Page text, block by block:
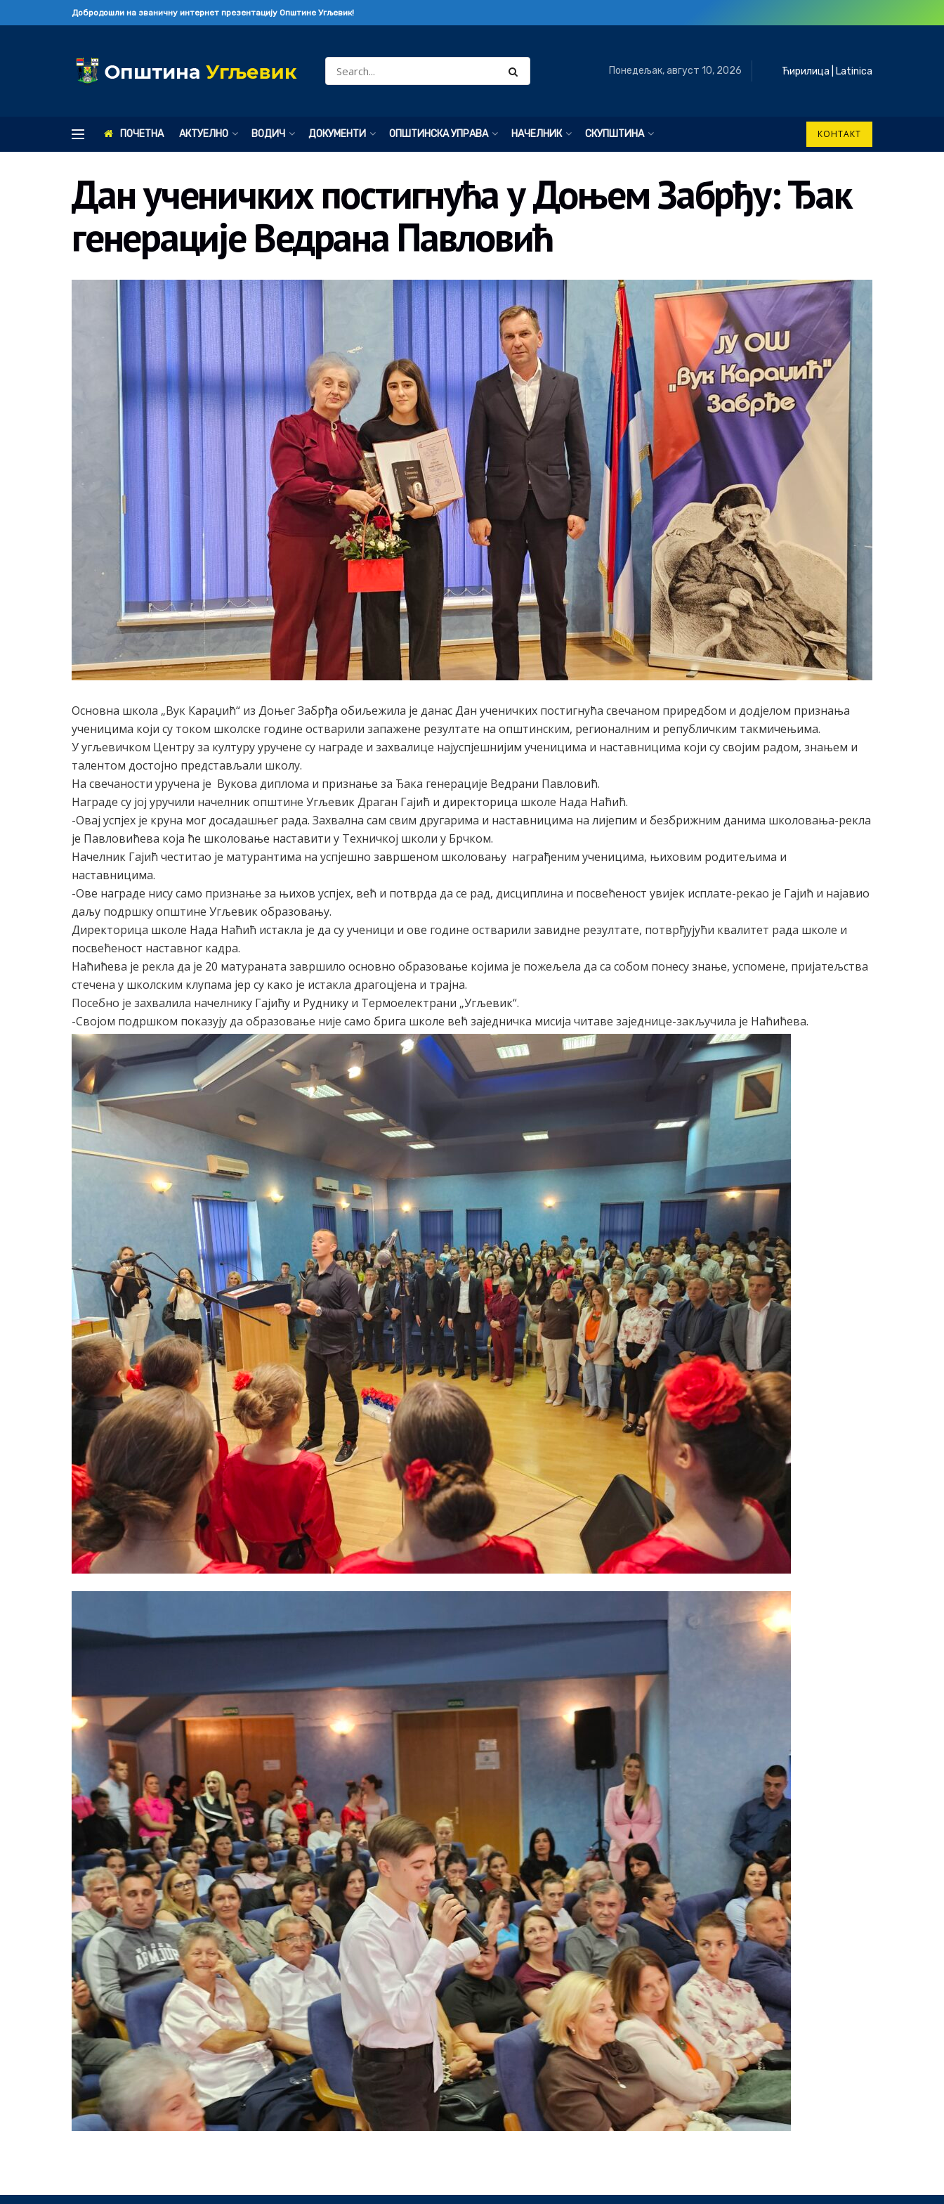
Добродошли на званичну интернет презентацију Општине Угљевик!
Понедељак, август 10, 2026 Ћирилица Latinica
ПОЧЕТНА АКТУЕЛНО ВОДИЧ ДОКУМЕНТИ ОПШТИНСКА УПРАВА НАЧЕЛНИК СКУПШТИНА КОНТАКТ
Дан ученичких постигнућа у Доњем Забрђу: Ђак
генерације Ведрана Павловић
Основна школа „Вук Караџић“ из Доњег Забрђа обиљежила је данас Дан ученичких постигнућа свечаном приредбом и дод‌јелом признања
ученицима који су током школске године остварили запажене резултате на општинским, регионалним и републичким такмичењима.
У угљевичком Центру за културу уручене су награде и захвалице најуспјешнијим ученицима и наставницима који су својим радом, знањем и
талентом достојно представљали школу.
На свечаности уручена је Вукова диплома и признање за Ђака генерације Ведрани Павловић.
Награде су јој уручили начелник општине Угљевик Драган Гајић и директорица школе Нада Наћић.
-Овај успјех је круна мог досадашњег рада. Захвална сам свим другарима и наставницима на лијепим и безбрижним данима школовања-рекла
је Павловићева која ће школовање наставити у Техничкој школи у Брчком.
Начелник Гајић честитао је матурантима на успјешно завршеном школовању награђеним ученицима, њиховим родитељима и
наставницима.
-Ове награде нису само признање за њихов успјех, већ и потврда да се рад, дисциплина и посвећеност увијек исплате-рекао је Гајић и најавио
даљу подршку општине Угљевик образовању.
Директорица школе Нада Наћић истакла је да су ученици и ове године остварили завидне резултате, потврђујући квалитет рада школе и
посвећеност наставног кадра.
Наћићева је рекла да је 20 матураната завршило основно образовање којима је пожељела да са собом понесу знање, успомене, пријатељства
стечена у школским клупама јер су како је истакла драгоцјена и трајна.
Посебно је захвалила начелнику Гајићу и Руднику и Термоелектрани „Угљевик“.
-Својом подршком показују да образовање није само брига школе већ заједничка мисија читаве заједнице-закључила је Наћићева.